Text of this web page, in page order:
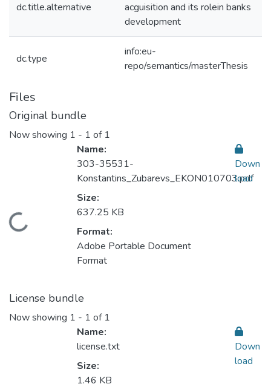
dc.title.alternative
acguisition and its rolein banks
development
dc.type
info:eu-
repo/semantics/masterThesis
Files
Original bundle
Now showing 1 - 1 of 1
Loading...
Name:
303-35531-
Konstantins_Zubarevs_EKON010703.pdf
Size:
637.25 KB
Format:
Adobe Portable Document
Format
Down
load
License bundle
Now showing 1 - 1 of 1
Name:
license.txt
Size:
1.46 KB
Down
load